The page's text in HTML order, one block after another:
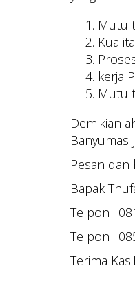
Mutu
kerja
Mutu
Banyumas
Pesan dan
Bapak
Telpon :
Telpon :
Terima